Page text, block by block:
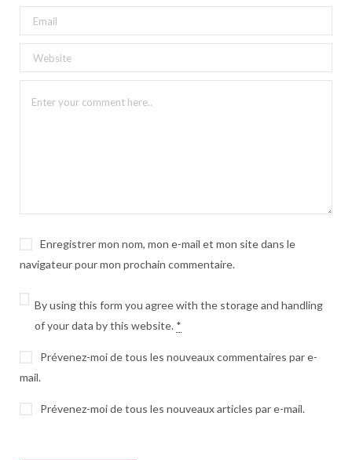
Enregistrer mon nom, mon e-mail et mon site dans le
navigateur pour mon prochain commentaire.
By using this form you agree with the storage and handling
of your data by this website. *
Prévenez-moi de tous les nouveaux commentaires par e-
mail.
Prévenez-moi de tous les nouveaux articles par e-mail.